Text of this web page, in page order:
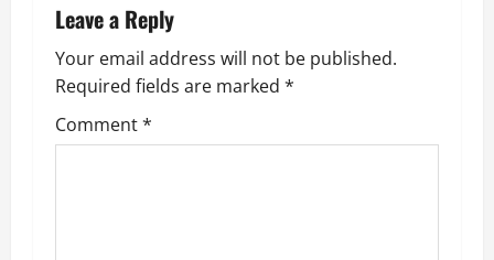
g
a
t
Leave a Reply
Your email address will not be published.
Required fields are marked *
Comment*